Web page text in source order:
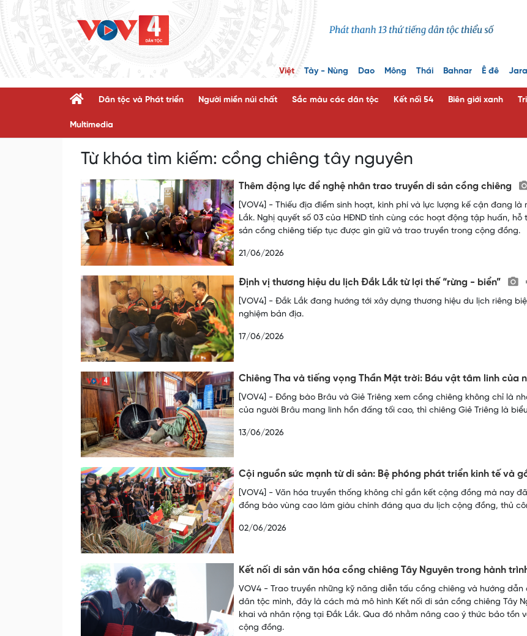
Việt Tày - Nùng Dao Mông Thái Bahnar Ê đê
Dân tộc và Phát triển Người miền núi chất Sắc màu các dân tộc Kết nối 54 Biên giới xanh
Multimedia
Từ khóa tìm kiếm: cồng chiêng tây nguyên
Thêm động lực để nghệ nhân trao truyền di sản cồng chiêng
[VOV4] - Thiếu địa điểm sinh hoạt, kinh phí và lực lượng kế cận đang
Lắk. Nghị quyết số 03 của HĐND tỉnh cùng các hoạt động tập huấn,
sản cồng chiêng tiếp tục được gìn giữ và trao truyền trong cộng đồng.
21/06/2026
Định vị thương hiệu du lịch Đắk Lắk từ lợi thế “rừng - biển”
[VOV4] - Đắk Lắk đang hướng tới xây dựng thương hiệu du lịch riêng
nghiệm bản địa.
17/06/2026
Chiêng Tha và tiếng vọng Thần Mặt trời: Báu vật tâm linh của
[VOV4] - Đồng bào Brâu và Giẻ Triêng xem cồng chiêng không chỉ là
của người Brâu mang linh hồn đấng tối cao, thì chiêng Giẻ Triêng là
13/06/2026
Cội nguồn sức mạnh từ di sản: Bệ phóng phát triển kinh tế và
[VOV4] - Văn hóa truyền thống không chỉ gắn kết cộng đồng mà nay
đồng bào vùng cao làm giàu chính đáng qua du lịch cộng đồng, thủ
02/06/2026
Kết nối di sản văn hóa cồng chiêng Tây Nguyên trong hành
VOV4 - Trao truyền những kỹ năng diễn tấu cồng chiêng và hướng
dân tộc mình, đây là cách mà mô hình Kết nối di sản cồng chiêng Tây
khai và nhân rộng tại Đắk Lắk. Qua đó nhằm nâng cao ý thức bảo tồn
cộng đồng.